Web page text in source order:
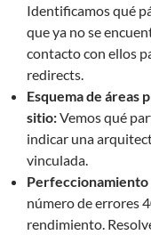
Identificamos qué
que ya no se
contacto con ellos
redirects.
Esquema de áreas
sitio:Vemos qué
indicar una
vinculada.
número de errores
rendimiento.